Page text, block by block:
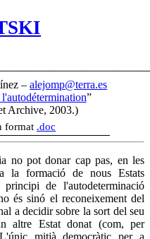
–alejomp@terra.es
”
Archive, 2003.)
format .doc
no pot donar cap pas, en les
la formació de nous Estats
de l'autodeterminació
és sinó el reconeixement del
a decidir sobre la sort del seu
altre Estat donat (com, per